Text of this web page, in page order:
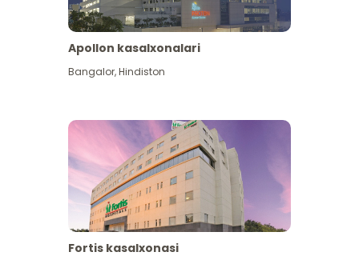
Apollon kasalxonalari
Bangalor,Hindiston
Fortis kasalxonasi